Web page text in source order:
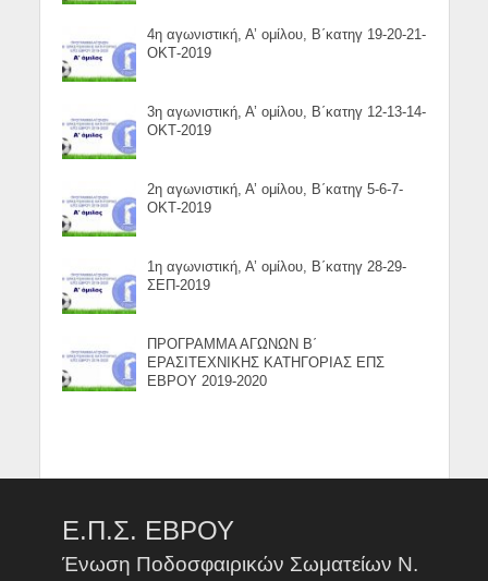
4η αγωνιστική, Α’ ομίλου, Β΄κατηγ 19-20-21-
ΟΚΤ-2019
3η αγωνιστική, Α’ ομίλου, Β΄κατηγ 12-13-14-
ΟΚΤ-2019
2η αγωνιστική, Α’ ομίλου, Β΄κατηγ 5-6-7-
ΟΚΤ-2019
1η αγωνιστική, Α’ ομίλου, Β΄κατηγ 28-29-
ΣΕΠ-2019
ΠΡΟΓΡΑΜΜΑ ΑΓΩΝΩΝ Β΄
ΕΡΑΣΙΤΕΧΝΙΚΗΣ ΚΑΤΗΓΟΡΙΑΣ ΕΠΣ
ΕΒΡΟΥ 2019-2020
Ε.Π.Σ. ΕΒΡΟΥ
Ένωση Ποδοσφαιρικών Σωματείων Ν.